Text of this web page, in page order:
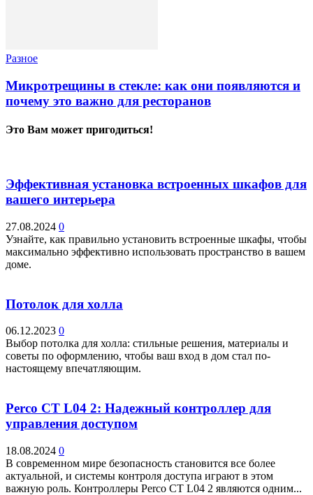
Разное
Микротрещины в стекле: как они появляются и
почему это важно для ресторанов
Это Вам может пригодиться!
Эффективная установка встроенных шкафов для
вашего интерьера
27.08.2024 0
Узнайте, как правильно установить встроенные шкафы, чтобы
максимально эффективно использовать пространство в вашем
доме.
Потолок для холла
06.12.2023 0
Выбор потолка для холла: стильные решения, материалы и
советы по оформлению, чтобы ваш вход в дом стал по-
настоящему впечатляющим.
Perco CT L04 2: Надежный контроллер для
управления доступом
18.08.2024 0
В современном мире безопасность становится все более
актуальной, и системы контроля доступа играют в этом
важную роль. Контроллеры Perco CT L04 2 являются одним...